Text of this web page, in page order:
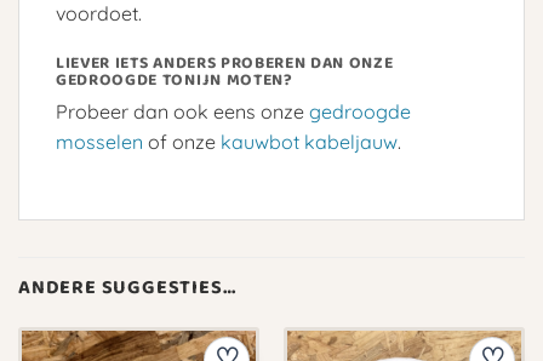
voordoet.
LIEVER IETS ANDERS PROBEREN DAN ONZE
GEDROOGDE TONIJN MOTEN?
Probeer dan ook eens onze gedroogde
mosselen of onze kauwbot kabeljauw.
ANDERE SUGGESTIES…